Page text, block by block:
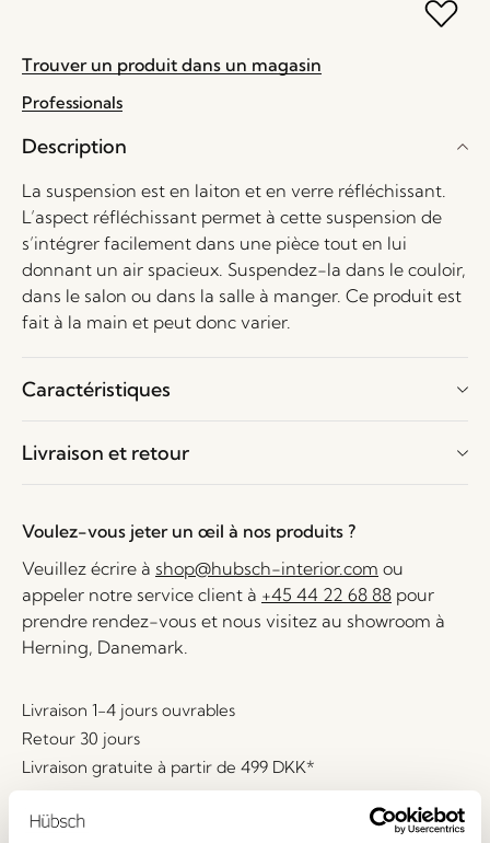
Trouver un produit dans un magasin
Professionals
Description
La suspension est en laiton et en verre réfléchissant.
L’aspect réfléchissant permet à cette suspension de
s’intégrer facilement dans une pièce tout en lui
donnant un air spacieux. Suspendez-la dans le couloir,
dans le salon ou dans la salle à manger. Ce produit est
fait à la main et peut donc varier.
Caractéristiques
Livraison et retour
Voulez-vous jeter un œil à nos produits ?
Veuillez écrire à shop@hubsch-interior.com ou
appeler notre service client à +45 44 22 68 88 pour
prendre rendez-vous et nous visitez au showroom à
Herning, Danemark.
Livraison 1-4 jours ouvrables
Retour 30 jours
Livraison gratuite à partir de 499 DKK*